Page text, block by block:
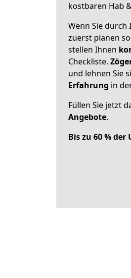
kostbaren Hab
Wenn Sie durch
zuerst planen
stellen Ihnen
Checkliste.
und lehnen Sie
Erfahrung in
Füllen Sie jetzt
Angebote.
Bis zu 60 %